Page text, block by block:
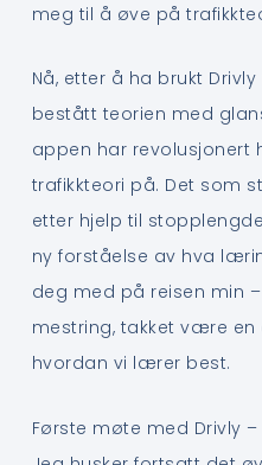
meg til å øve på
Nå, etter å ha brukt
bestått teorien med
appen har revolusjonert
trafikkteori på. Det som
etter hjelp til
ny forståelse av hva
deg med på reisen min
mestring, takket være
hvordan vi lærer best.
Første møte med Drivly